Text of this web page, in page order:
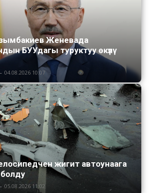
Женевада
БУУдагы туруктуу өкүлү
- 04.08.2026 10:07
жигит автоунаага
болду
- 05.08.2026 11:02